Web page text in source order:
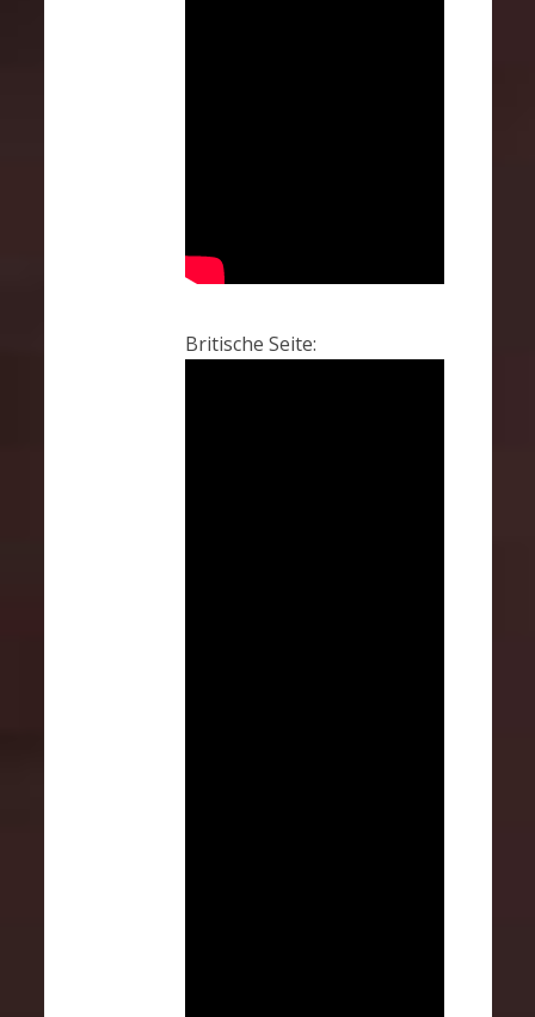
Britische Seite: